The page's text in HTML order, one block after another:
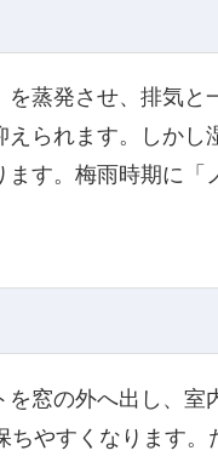
蒸発させ、排気
られます。しか
す。梅雨時期に「
窓の外へ出し、
やすくなります。